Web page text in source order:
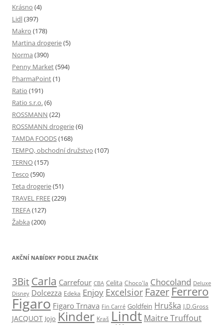
Krásno (4)
Lidl(397)
Makro (178)
Martina drogerie(5)
Norma (390)
Penny Market(594)
PharmaPoint(1)
Ratio (191)
Ratio s.r.o.(6)
ROSSMANN (22)
ROSSMANN drogerie(6)
TAMDA FOODS(168)
TEMPO, obchodní družstvo (107)
TERNO(157)
Tesco (590)
Teta drogerie(51)
TRAVEL FREE(229)
TREFA(127)
Žabka (200)
AKČNÍ NABÍDKY PODLE ZNAČEK
3Bit Carla Carrefour CBA Celita Choco'la Chocoland Deluxe
Disney Dolcezza Edeka Enjoy Excelsior FazerFerrero
Figaro Figaro Trnava Fin Carré Goldfein Hruška J.D.Gross
JACQUOT Jojo Kinder Kraš Lindt Maitre Truffout